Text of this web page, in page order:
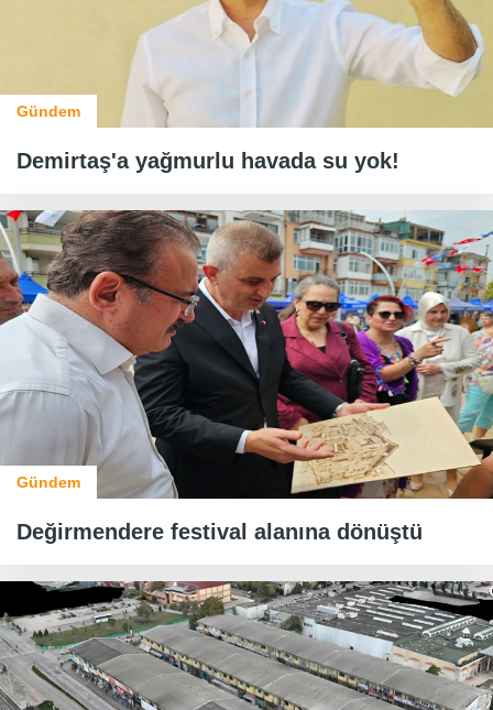
Gündem
Demirtaş'a yağmurlu havada su yok!
Gündem
Değirmendere festival alanına dönüştü